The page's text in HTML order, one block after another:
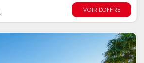
VOIR L'OFFRE